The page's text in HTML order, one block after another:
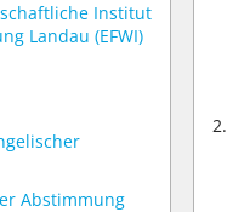
Institut
Landau (EFWI)
Abstimmung